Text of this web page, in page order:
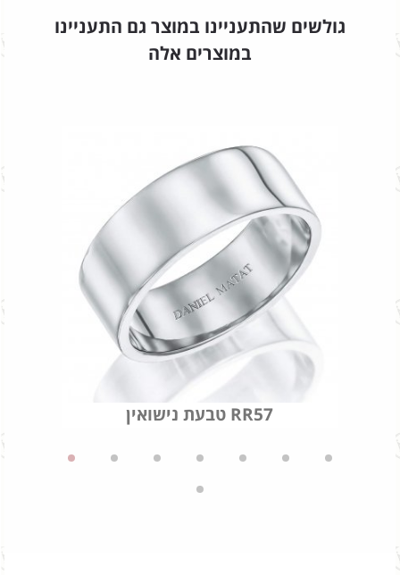
גולשים שהתעניינו במוצר גם התעניינו
במוצרים אלה
טבעת נישואין RR57